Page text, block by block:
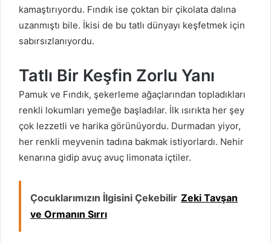
kamaştırıyordu. Fındık ise çoktan bir çikolata dalına
uzanmıştı bile. İkisi de bu tatlı dünyayı keşfetmek için
sabırsızlanıyordu.
Tatlı Bir Keşfin Zorlu Yanı
Pamuk ve Fındık, şekerleme ağaçlarından topladıkları
renkli lokumları yemeğe başladılar. İlk ısırıkta her şey
çok lezzetli ve harika görünüyordu. Durmadan yiyor,
her renkli meyvenin tadına bakmak istiyorlardı. Nehir
kenarına gidip avuç avuç limonata içtiler.
Çocuklarımızın İlgisini Çekebilir Zeki Tavşan
ve Ormanın Sırrı